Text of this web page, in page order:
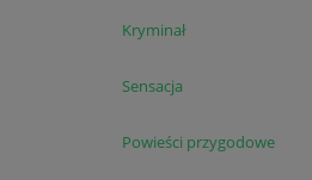
Kryminał
Sensacja
Powieści przygodowe